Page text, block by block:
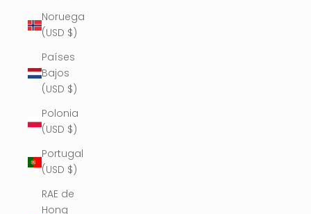
Noruega
(USD $)
Países
Bajos
(USD $)
Polonia
(USD $)
Portugal
(USD $)
RAE de
Hong